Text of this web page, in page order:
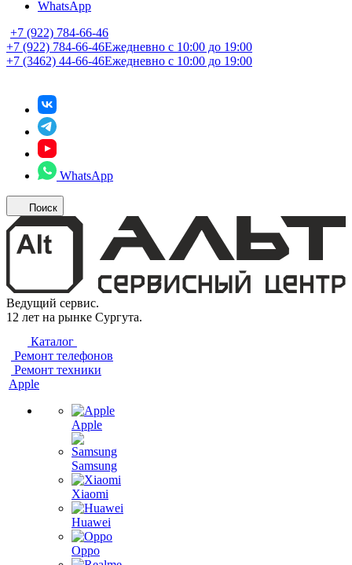
WhatsApp
+7 (922) 784-66-46
+7 (922) 784-66-46Ежедневно с 10:00 до 19:00
+7 (3462) 44-66-46Ежедневно с 10:00 до 19:00
WhatsApp
Поиск
Ведущий сервис.
12 лет на рынке Сургута.
Каталог
Ремонт телефонов
Ремонт техники
Apple
Apple
Samsung
Xiaomi
Huawei
Oppo